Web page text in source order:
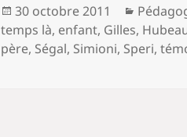
Publié
le
30 octobre 2011
temps là, enfant, Gilles,
père, Ségal, Simioni, Speri,